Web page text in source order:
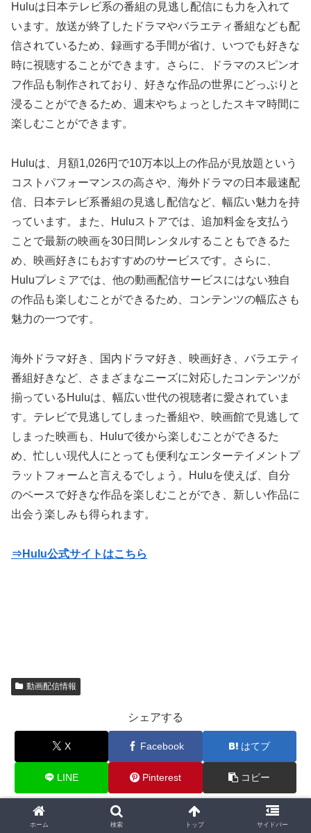
Huluは日本テレビ系の番組の見逃し配信にも力を入れて
います。放送が終了したドラマやバラエティ番組なども配
信されているため、録画する手間が省け、いつでも好きな
時に視聴することができます。さらに、ドラマのスピンオ
フ作品も制作されており、好きな作品の世界にどっぷりと
浸ることができるため、週末やちょっとしたスキマ時間に
楽しむことができます。
Huluは、月額1,026円で10万本以上の作品が見放題という
コストパフォーマンスの高さや、海外ドラマの日本最速配
信、日本テレビ系番組の見逃し配信など、幅広い魅力を持
っています。また、Huluストアでは、追加料金を支払う
ことで最新の映画を30日間レンタルすることもできるた
め、映画好きにもおすすめのサービスです。さらに、
Huluプレミアでは、他の動画配信サービスにはない独自
の作品も楽しむことができるため、コンテンツの幅広さも
魅力の一つです。
海外ドラマ好き、国内ドラマ好き、映画好き、バラエティ
番組好きなど、さまざまなニーズに対応したコンテンツが
揃っているHuluは、幅広い世代の視聴者に愛されていま
す。テレビで見逃してしまった番組や、映画館で見逃して
しまった映画も、Huluで後から楽しむことができるた
め、忙しい現代人にとっても便利なエンターテイメントプ
ラットフォームと言えるでしょう。Huluを使えば、自分
のペースで好きな作品を楽しむことができ、新しい作品に
出会う楽しみも得られます。
⇒Hulu公式サイトはこちら
動画配信情報
シェアする
X Facebook はてブ
LINE Pinterest コピー
無料動画好きをフォローする
ホーム 検索 トップ サイドバー